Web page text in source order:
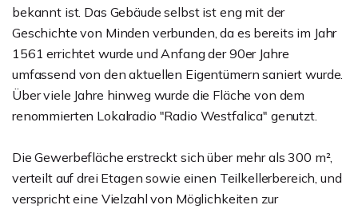
bekannt ist. Das Gebäude selbst ist eng mit der
Geschichte von Minden verbunden, da es bereits im Jahr
1561 errichtet wurde und Anfang der 90er Jahre
umfassend von den aktuellen Eigentümern saniert wurde.
Über viele Jahre hinweg wurde die Fläche von dem
renommierten Lokalradio "Radio Westfalica" genutzt.
Die Gewerbefläche erstreckt sich über mehr als 300 m²,
verteilt auf drei Etagen sowie einen Teilkellerbereich, und
verspricht eine Vielzahl von Möglichkeiten zur